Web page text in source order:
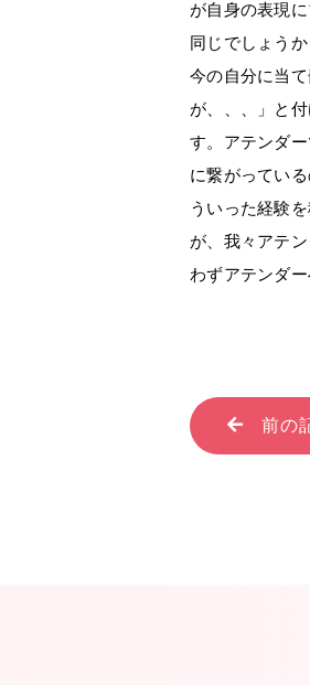
が自身の表現
同じでしょう
今の自分に当
が、、、」と
す。アテンダ
に繋がってい
ういった経験
が、我々アテ
わずアテンダー
前の